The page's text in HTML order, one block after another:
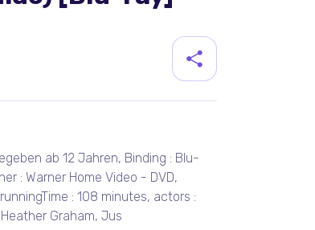
ab 12 Jahren, Binding : Blu-
: Warner Home Video - DVD,
: 108 minutes, actors :
Graham, Jus